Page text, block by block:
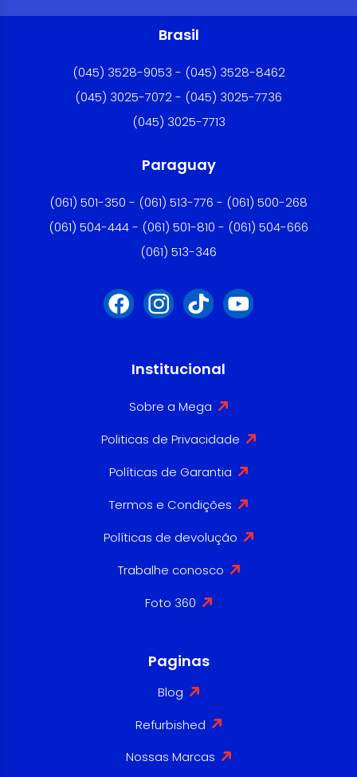
Brasil
(045) 3528-9053 - (045) 3528-8462
(045) 3025-7072 - (045) 3025-7736
(045) 3025-7713
Paraguay
(061) 501-350 - (061) 513-776 - (061) 500-268
(061) 504-444 - (061) 501-810 - (061) 504-666
(061) 513-346
Institucional
Sobre a Mega
Politicas de Privacidade
Políticas de Garantia
Termos e Condições
Políticas de devolução
Trabalhe conosco
Foto 360
Paginas
Blog
Refurbished
Nossas Marcas